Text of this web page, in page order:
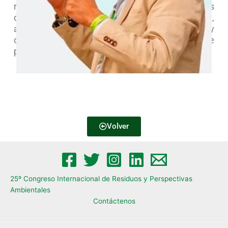
regulatorios ante el Gobierno Nacional y trámites
de inspección vigilancia y control en la materia,
asesoría y apoyo legal a empresas del sector y
organizaciones de recicladores de oficio e
proceso de formalización.
Volver
25º Congreso Internacional de Residuos y Perspectivas
Ambientales​
Contáctenos